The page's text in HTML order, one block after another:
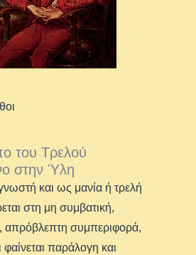
του Τρελού
στην Ύλη
και ως μανία ή τρελή
στη μη συμβατική,
απρόβλεπτη συμπεριφορά,
παράλογη και